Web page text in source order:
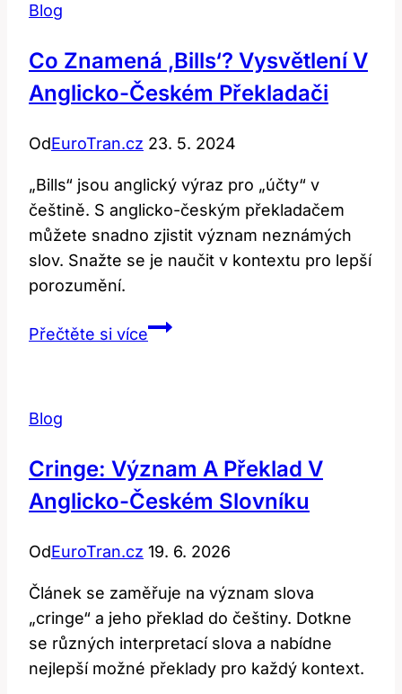
Blog
Co Znamená ‚Bills‘? Vysvětlení V
Anglicko-Českém Překladači
OdEuroTran.cz 23. 5. 2024
„Bills“ jsou anglický výraz pro „účty“ v
češtině. S anglicko-českým překladačem
můžete snadno zjistit význam neznámých
slov. Snažte se je naučit v kontextu pro lepší
porozumění.
Přečtěte si víceCo
Českém
Překladači
Blog
Cringe: Význam A Překlad V
Anglicko-Českém Slovníku
OdEuroTran.cz 19. 6. 2026
Článek se zaměřuje na význam slova
„cringe“ a jeho překlad do češtiny. Dotkne
se různých interpretací slova a nabídne
nejlepší možné překlady pro každý kontext.